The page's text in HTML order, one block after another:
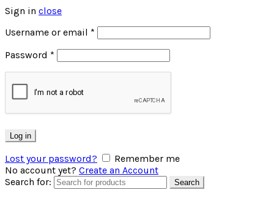
Sign in close
Username or email *
Password *
Log in
Lost your password?
Remember me
No account yet? Create an Account
Search for:
Search